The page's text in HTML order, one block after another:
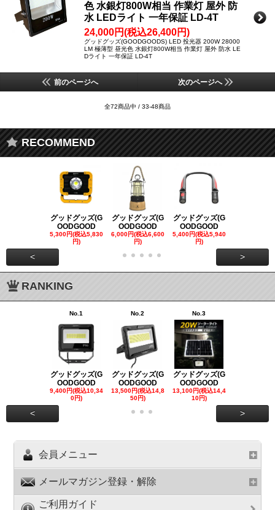
色 水銀灯800W相当 作業灯 屋外 防
水 LEDライト 一年保証 LD-4T
24,000円(税込26,400円)
グッドグッズ(GOODGOODS) LED 投光器 200W 28000
LM 極薄型 昼光色 水銀灯800W相当 作業灯 屋外 防水 LE
Dライト 一年保証 LD-4T
前のページへ 次のページへ
全72商品中 / 33-48商品
RECOMMEND
グッドグッズ(G
OODGOOD
5,300円(税込5,830
円)
グッドグッズ(G
OODGOOD
6,000円(税込6,600
円)
グッドグッズ(G
OODGOOD
5,400円(税込5,940
円)
< >
RANKING
No.1
グッドグッズ(G
OODGOOD
9,400円(税込10,34
0円)
No.2
グッドグッズ(G
OODGOOD
13,500円(税込14,8
50円)
No.3
グッドグッズ(G
OODGOOD
13,100円(税込14,4
10円)
< >
会員メニュー
メールマガジン登録・解除
ご利用ガイド